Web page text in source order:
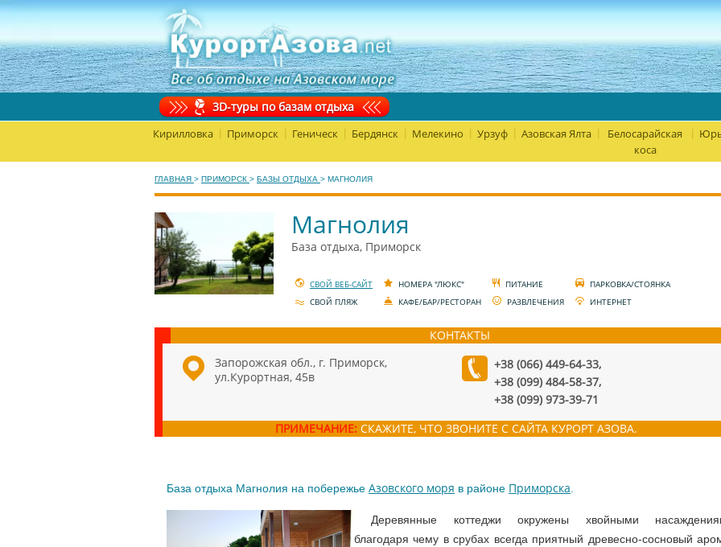
3D-туры по базам отдыха
Кирилловка Приморск Геническ Бердянск Мелекино Урзуф Азовская Ялта
Белосарайская
коса
ГЛАВНАЯ > ПРИМОРСК > БАЗЫ ОТДЫХА > МАГНОЛИЯ
Магнолия
База отдыха, Приморск
СВОЙ ВЕБ-САЙТ НОМЕРА "ЛЮКС" ПИТАНИЕ
ПАРКОВКА/СТОЯНКА
СВОЙ ПЛЯЖ
КАФЕ/БАР/РЕСТОРАН РАЗВЛЕЧЕНИЯ ИНТЕРНЕТ
КОНТАКТЫ
Запорожская обл., г. Приморск,
ул.Курортная, 45в
+38 (066) 449-64-33,
+38 (099) 484-58-37,
+38 (099) 973-39-71
ПРИМЕЧАНИЕ:СКАЖИТЕ, ЧТО ЗВОНИТЕ С САЙТА КУРОРТ АЗОВА.
База отдыха Магнолия на побережье Азовского моря в районе Приморска
Деревянные коттеджи окружены хвойными
благодаря чему в срубах всегда приятный древесно-сосновый